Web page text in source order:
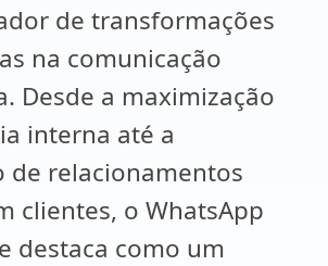
de transformações
na comunicação
Desde a maximização
interna até a
de relacionamentos
clientes, o WhatsApp
destaca como um